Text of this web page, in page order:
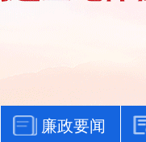
廉政要闻